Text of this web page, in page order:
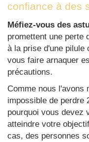
confiance à des
Méfiez-vous des
promettent une perte
à la prise d'une pilule
vous faire arnaquer
précautions.
Comme nous l'avons
impossible de perdre
pourquoi vous devez
atteindre votre
cas, des personnes